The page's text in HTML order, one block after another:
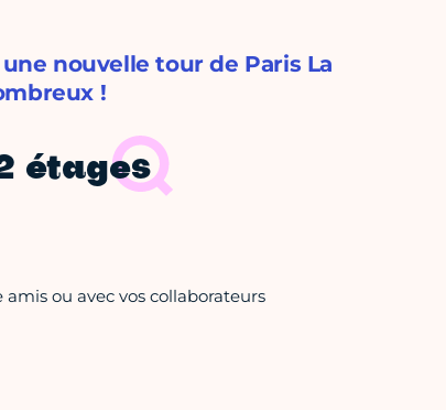
nouvelle tour de Paris La
!
étages
ou avec vos collaborateurs